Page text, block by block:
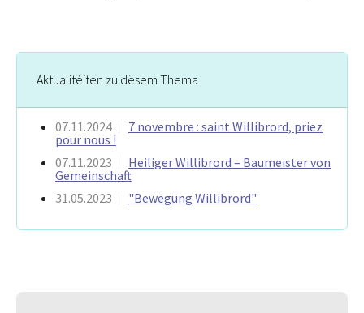
Aktualitéiten zu dësem Thema
07.11.2024
7 novembre : saint Willibrord, priez
pour nous !
07.11.2023
Heiliger Willibrord – Baumeister von
Gemeinschaft
31.05.2023
"Bewegung Willibrord"